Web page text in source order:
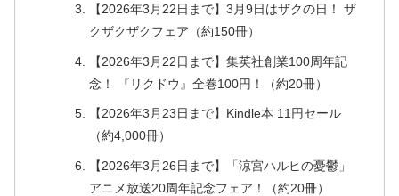
【2026年3月22日まで】3月9日はザクの日！ ザ
クザクザクフェア（約150冊）
【2026年3月22日まで】集英社創業100周年記
念！ 『リクドウ』全巻100円！（約20冊）
【2026年3月23日まで】Kindle本 11円セール
（約4,000冊）
【2026年3月26日まで】「涼宮ハルヒの憂鬱」
アニメ放送20周年記念フェア！（約20冊）